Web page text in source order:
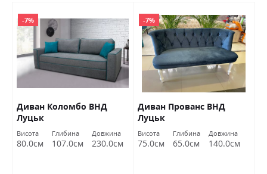
-7%
Диван Коломбо ВНД
Луцьк
Висота
80.0см
Глибина
107.0см
Довжина
230.0см
-7%
Диван Прованс ВНД
Луцьк
Висота
75.0см
Глибина
65.0см
Довжина
140.0см